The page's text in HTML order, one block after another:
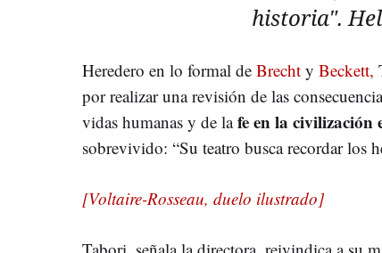
historia".
Heredero en lo formal de Brecht y Beckett,
por realizar una revisión de las
vidas humanas y de lafe en la civilización
sobrevivido: “Su teatro busca recordar los
[Voltaire-Rosseau, duelo ilustrado]